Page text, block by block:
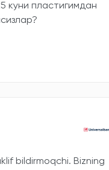
куни пластигимдан
bildirmoqchi. Bizning